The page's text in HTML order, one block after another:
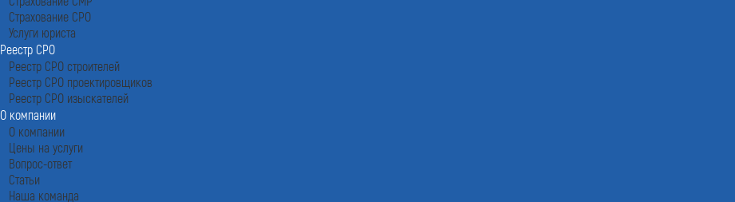
Страхование СРО
Услуги юриста
Реестр СРО
Реестр СРО строителей
Реестр СРО проектировщиков
Реестр СРО изыскателей
О компании
О компании
Цены на услуги
Вопрос-ответ
Статьи
Наша команда